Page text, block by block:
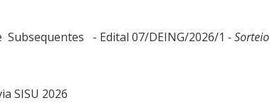
Subsequentes - Edital 07/DEING/2026/1 - Sorteio
SISU 2026